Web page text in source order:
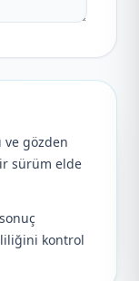
ve gözden
sürüm elde
kontrol